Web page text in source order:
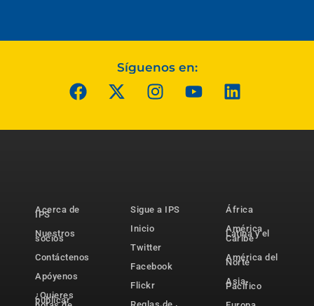
Síguenos en:
Acerca de
IPS
Nuestros
socios
Contáctenos
Apóyenos
¿Quieres
publicar
Sigue a IPS
Inicio
Twitter
Facebook
Flickr
África
América
Latina y el
Caribe
América del
Norte
Asia-
Pacífico